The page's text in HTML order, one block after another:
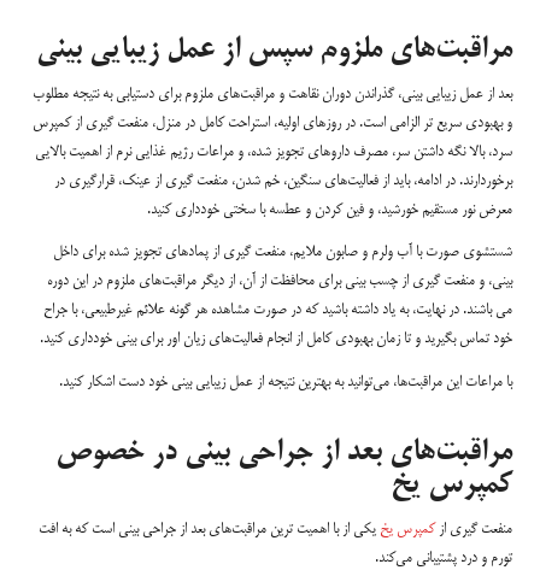
مراقبت‌های ملزوم سپس از عمل زیبایی بینی
بعد از عمل زیبایی بینی، گذراندن دوران نقاهت و مراقبت‌های ملزوم برای دستیابی به نتیجه مطلوب
و بهبودی سریع تر الزامی است. در روزهای اولیه، استراحت کامل در منزل، منفعت گیری از کمپرس
سرد، بالا نگه داشتن سر، مصرف داروهای تجویز شده، و مراعات رژیم غذایی نرم از اهمیت بالایی
برخوردارند. در ادامه، باید از فعالیت‌های سنگین، خم شدن، منفعت گیری از عینک، قرارگیری در
معرض نور مستقیم خورشید، و فین کردن و عطسه با سختی خودداری کنید.
شستشوی صورت با آب ولرم و صابون ملایم، منفعت گیری از پمادهای تجویز شده برای داخل
بینی، و منفعت گیری از چسب بینی برای محافظت از آن، از دیگر مراقبت‌های ملزوم در این دوره
می باشند. در نهایت، به یاد داشته باشید که در صورت مشاهده هر گونه علائم غیرطبیعی، با جراح
خود تماس بگیرید و تا زمان بهبودی کامل از انجام فعالیت‌های زیان اور برای بینی خودداری کنید.
با مراعات این مراقبت‌ها، می‌توانید به بهترین نتیجه از عمل زیبایی بینی خود دست اشکار کنید.
مراقبت‌های بعد از جراحی بینی در خصوص
کمپرس یخ
منفعت گیری از کمپرس یخ یکی از با اهمیت ترین مراقبت‌های بعد از جراحی بینی است که به افت
تورم و درد پشتیبانی می‌کند.